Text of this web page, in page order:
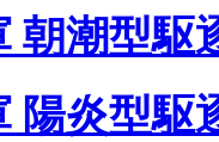
朝潮型駆
陽炎型駆